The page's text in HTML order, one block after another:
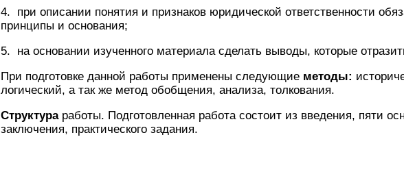
4. при описании понятия и признаков юридической ответственности
принципы и основания;
5. на основании изученного материала сделать выводы, которые
При подготовке данной работы применены следующие методы:
логический, а так же метод обобщения, анализа, толкования.
Структураработы. Подготовленная работа состоит из введения, пяти
заключения, практического задания.